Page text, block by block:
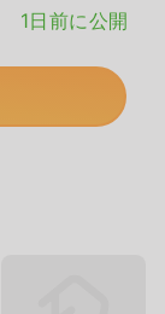
1日前に公開